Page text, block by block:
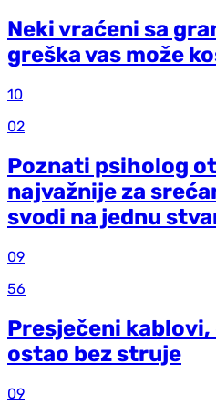
Neki vraćeni sa
greška vas može
10
02
Poznati psiholog
najvažnije za
svodi na jednu
09
56
Presječeni
ostao bez struje
09